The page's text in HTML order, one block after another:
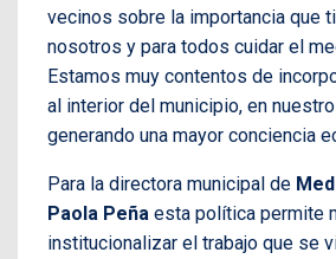
vecinos sobre la importancia que
nosotros y para todos cuidar el
Estamos muy contentos de
al interior del municipio, en
generando una mayor conciencia
Para la directora municipal de
Paola Peña esta política permite
institucionalizar el trabajo que se